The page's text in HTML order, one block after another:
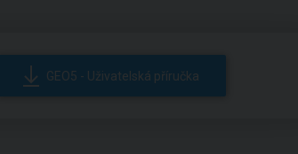
GEO5 - Uživatelská příručka